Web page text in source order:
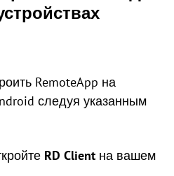
RemoteApp на
следуя указанным
RD Client на вашем